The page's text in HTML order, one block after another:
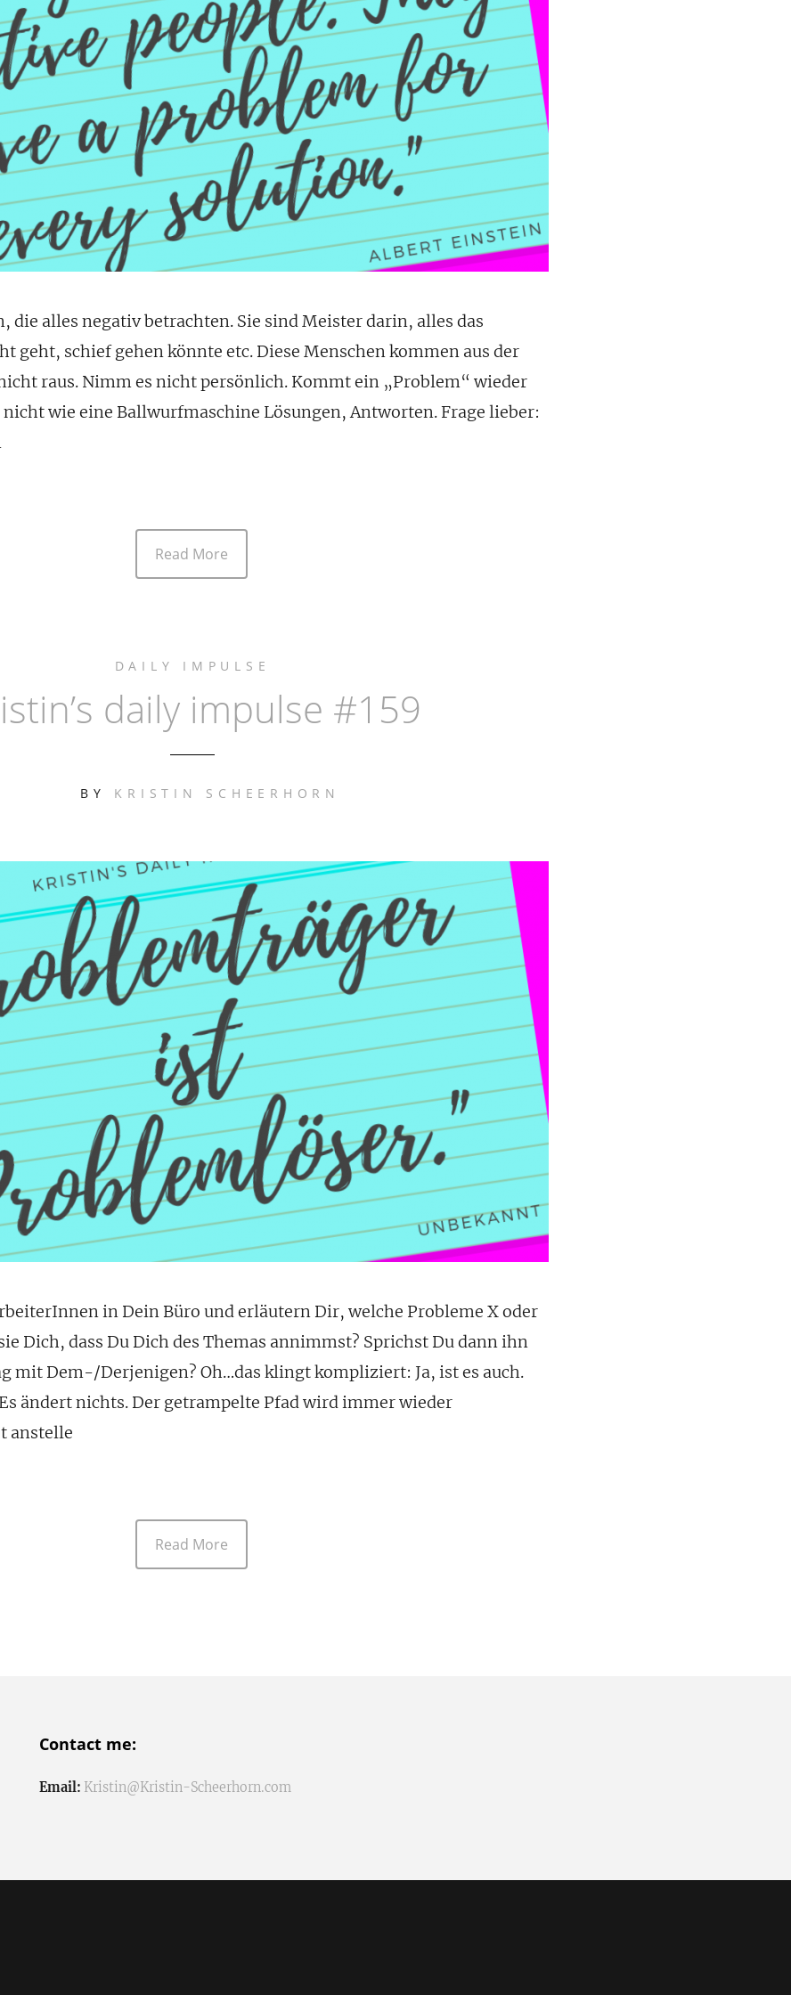
die alles negativ betrachten. Sie sind Meister darin, alles das
geht, schief gehen könnte etc. Diese Menschen kommen aus der
raus. Nimm es nicht persönlich. Kommt ein „Problem“ wieder
wie eine Ballwurfmaschine Lösungen, Antworten. Frage lieber:
Read More
DAILY IMPULSE
daily impulse #159
BY KRISTIN SCHEERHORN
in Dein Büro und erläutern Dir, welche Probleme X oder
Dich, dass Du Dich des Themas annimmst? Sprichst Du dann ihn
mit Dem-/Derjenigen? Oh…das klingt kompliziert: Ja, ist es auch.
ändert nichts. Der getrampelte Pfad wird immer wieder
anstelle
Read More
Contact me:
Email: Kristin@Kristin-Scheerhorn.com